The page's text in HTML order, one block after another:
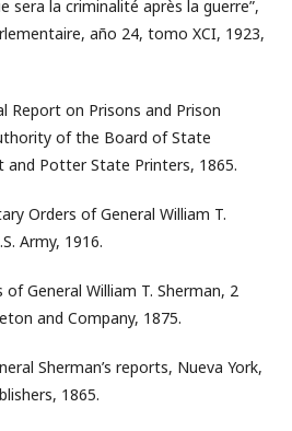
sera la criminalité après la guerre”,
año 24, tomo XCI, 1923,
Report on Prisons and Prison
of the Board of State
and Potter State Printers, 1865.
Orders of General William T.
Army, 1916.
of General William T. Sherman, 2
and Company, 1875.
Sherman’s reports, Nueva York,
1865.